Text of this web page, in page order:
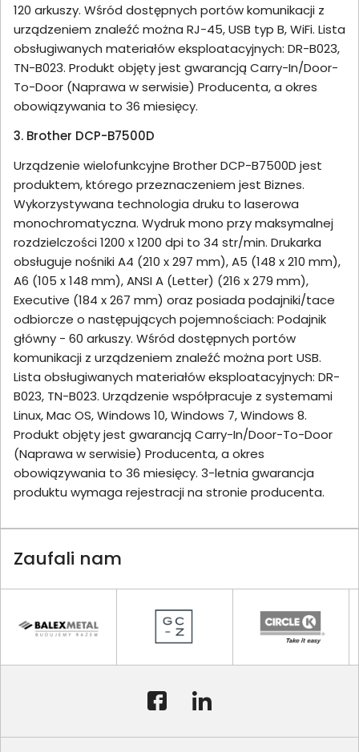
120 arkuszy. Wśród dostępnych portów komunikacji z
urządzeniem znaleźć można RJ-45, USB typ B, WiFi. Lista
obsługiwanych materiałów eksploatacyjnych: DR-B023,
TN-B023. Produkt objęty jest gwarancją Carry-In/Door-
To-Door (Naprawa w serwisie) Producenta, a okres
obowiązywania to 36 miesięcy.
3. Brother DCP-B7500D
Urządzenie wielofunkcyjne Brother DCP-B7500D jest
produktem, którego przeznaczeniem jest Biznes.
Wykorzystywana technologia druku to laserowa
monochromatyczna. Wydruk mono przy maksymalnej
rozdzielczości 1200 x 1200 dpi to 34 str/min. Drukarka
obsługuje nośniki A4 (210 x 297 mm), A5 (148 x 210 mm),
A6 (105 x 148 mm), ANSI A (Letter) (216 x 279 mm),
Executive (184 x 267 mm) oraz posiada podajniki/tace
odbiorcze o następujących pojemnościach: Podajnik
główny - 60 arkuszy. Wśród dostępnych portów
komunikacji z urządzeniem znaleźć można port USB.
Lista obsługiwanych materiałów eksploatacyjnych: DR-
B023, TN-B023. Urządzenie współpracuje z systemami
Linux, Mac OS, Windows 10, Windows 7, Windows 8.
Produkt objęty jest gwarancją Carry-In/Door-To-Door
(Naprawa w serwisie) Producenta, a okres
obowiązywania to 36 miesięcy. 3-letnia gwarancja
produktu wymaga rejestracji na stronie producenta.
Zaufali nam